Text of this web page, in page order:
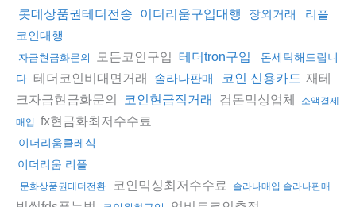
롯데상품권테더전송 이더리움구입대행 장외거래
리플
코인대행
자금현금화문의 모든코인구입 테더tron구입
돈세탁해드립니
다 테더코인비대면거래 솔라나판매 코인 신용카드 재테
크자금현금화문의
코인현금직거래 검돈믹싱업체
소액결제
매입 fx현금화최저수수료
이더리움클레식
이더리움 리플
문화상품권테더전환 코인믹싱최저수수료 솔라나매입 솔라나판매